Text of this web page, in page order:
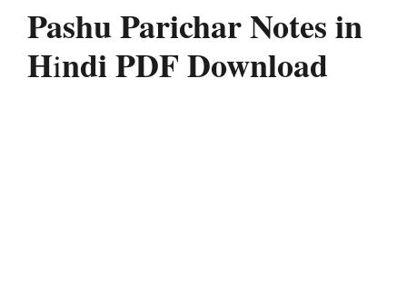
Pashu Parichar Notes in
Hindi PDF Download